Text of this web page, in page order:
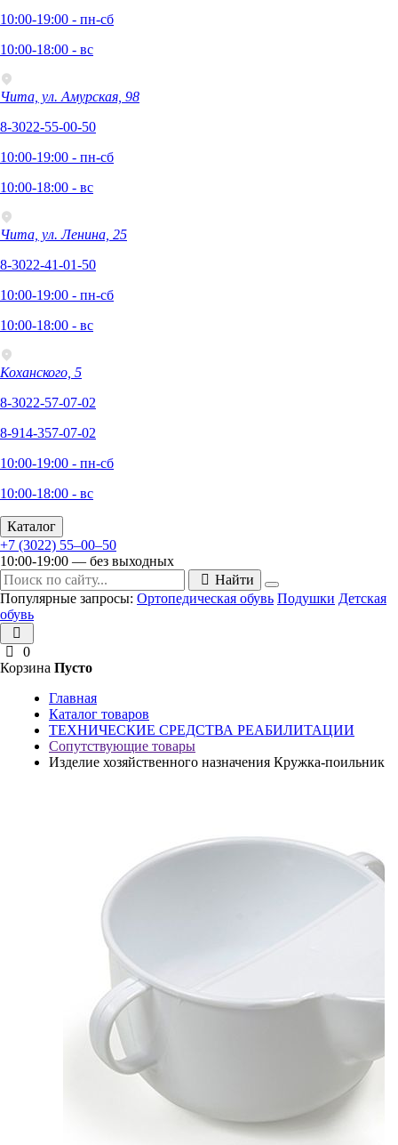
10:00-19:00 - пн-сб
10:00-18:00 - вс
Чита, ул. Амурская, 98
8-3022-55-00-50
10:00-19:00 - пн-сб
10:00-18:00 - вс
Чита, ул. Ленина, 25
8-3022-41-01-50
10:00-19:00 - пн-сб
10:00-18:00 - вс
Коханского, 5
8-3022-57-07-02
8-914-357-07-02
10:00-19:00 - пн-сб
10:00-18:00 - вс
Каталог
+7 (3022) 55‒00‒50
10:00-19:00 — без выходных
Найти
Популярные запросы: Ортопедическая обувь Подушки Детская
обувь
0
Корзина Пусто
Главная
Каталог товаров
ТЕХНИЧЕСКИЕ СРЕДСТВА РЕАБИЛИТАЦИИ
Сопутствующие товары
Изделие хозяйственного назначения Кружка-поильник